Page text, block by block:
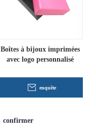
Boîtes à bijoux imprimées
avec logo personnalisé
enquête
confirmer